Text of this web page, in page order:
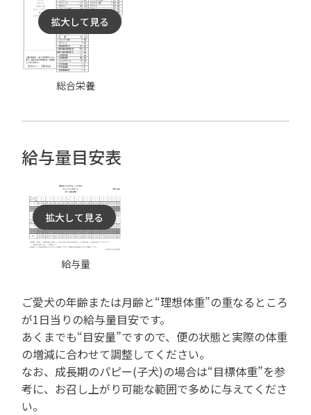
総合栄養
拡大して見る
給与量目安表
給与量
拡大して見る
ご愛犬の年齢または月齢と“理想体重”の重なるところ
が1日当りの給与量目安です。
あくまでも“目安量”ですので、便の状態と実際の体重
の増減に合わせて調整してください。
なお、成長期のパピー(子犬)の場合は“目標体重”を参
考に、お召し上がり可能な範囲で多めに与えてくださ
い。